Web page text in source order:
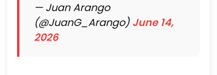
— Juan Arango
(@JuanG_Arango) June 14,
2026